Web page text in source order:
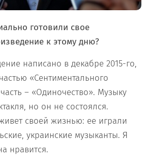
готовили свое
к этому дню?
написано в декабре 2015-го,
«Сентиментального
– «Одиночество». Музыку
но он не состоялся.
своей жизнью: ее играли
украинские музыканты. Я
нравится.